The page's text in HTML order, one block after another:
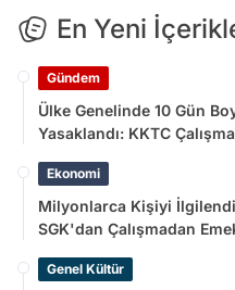
En Yeni
Gündem
Ülke Genelinde 10 Gün
Yasaklandı: KKTC
Ekonomi
Milyonlarca Kişiyi
SGK'dan Çalışmadan
Genel Kültür